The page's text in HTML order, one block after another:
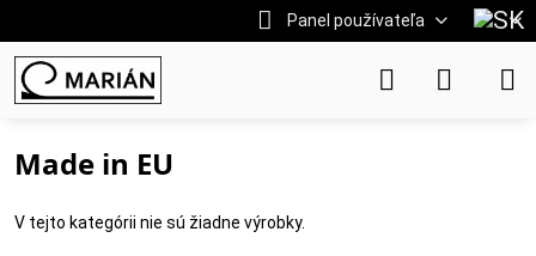
Panel používateľa
Made in EU
V tejto kategórii nie sú žiadne výrobky.